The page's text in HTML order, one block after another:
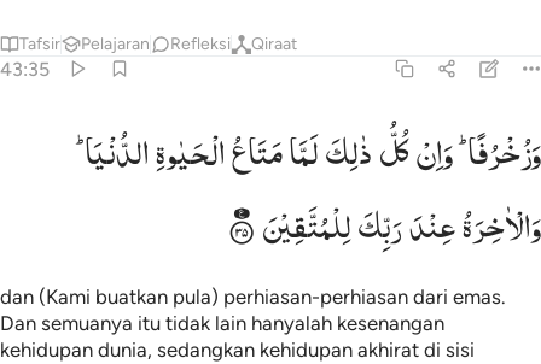
Tafsir Pelajaran Refleksi Qiraat
43:35
وزخرفا وان كل ذالك لما متاع الحياة الدنيا والاخرة عند ربك للمتقين ٣٥
وَزُخْرُفًۭا ۚ وَإِن كُلُّ ذَٰلِكَ لَمَّا مَتَـٰعُ ٱلْحَيَوٰةِ ٱلدُّنْيَا ۚ وَٱلْـَٔاخِرَةُ عِندَ رَبِّكَ لِلْمُتَّقِينَ
وَزُخْرُفًا ؕ وَاِنْكُلُّذٰلِكَلَمَّامَتَاعُالْحَیٰوةِالدُّنْیَا ؕ
وَالْاٰخِرَةُعِنْدَرَبِّكَلِلْمُتَّقِیْنَ
dan (Kami buatkan pula) perhiasan-perhiasan dari emas.
Dan semuanya itu tidak lain hanyalah kesenangan
kehidupan dunia, sedangkan kehidupan akhirat di sisi